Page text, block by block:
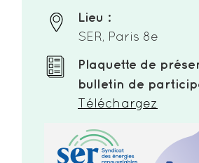
Lieu :
SER, Paris 8e
Plaquette de
bulletin de
Téléchargez